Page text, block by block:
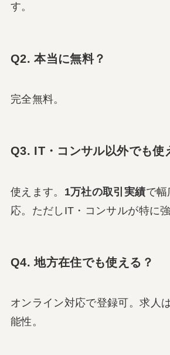
す。
Q2. 本当に無料？
完全無料。
Q3. IT・コンサル以外でも使
使えます。 1万社の取引実績で
応。ただしIT・コンサルが特に強
Q4. 地方在住でも使える？
オンライン対応で登録可。求人
能性。